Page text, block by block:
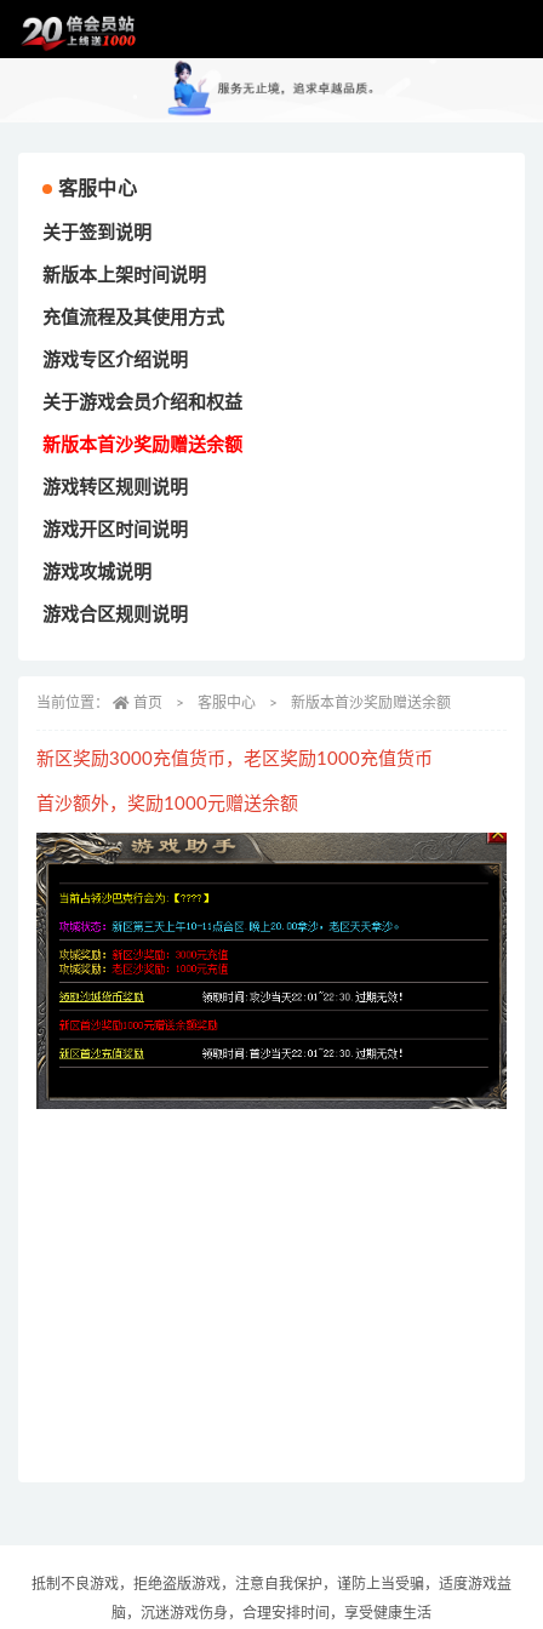
客服中心
关于签到说明
新版本上架时间说明
充值流程及其使用方式
游戏专区介绍说明
关于游戏会员介绍和权益
新版本首沙奖励赠送余额
游戏转区规则说明
游戏开区时间说明
游戏攻城说明
游戏合区规则说明
当前位置： 首页 客服中心 新版本首沙奖励赠送余额
新区奖励3000充值货币，老区奖励1000充值货币
首沙额外，奖励1000元赠送余额
抵制不良游戏，拒绝盗版游戏，注意自我保护，谨防上当受骗，适度游戏益
脑，沉迷游戏伤身，合理安排时间，享受健康生活